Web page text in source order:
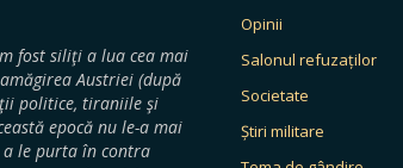
fost siliţi a lua cea mai
Austriei (după
politice, tiraniile şi
epocă nu le-a mai
le purta în contra
Opinii
Salonul refuzaților
Societate
Știri militare